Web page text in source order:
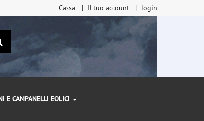
Cassa Il tuo account login
ricerca
E CAMPANELLI EOLICI